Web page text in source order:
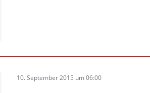
10. September 2015 um 06:00